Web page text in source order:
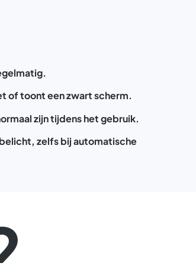
of toont een zwart scherm.
zijn tijdens het gebruik.
zelfs bij automatische